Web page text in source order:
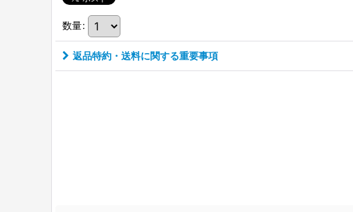
数量:
返品特約・送料に関する重要事項